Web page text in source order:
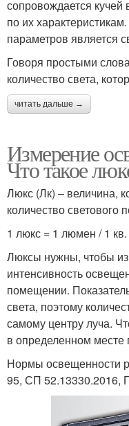
сопровождается кучей
по их
параметров является
Говоря простыми
количество света,
читать дальше →
Измерение
Что такое
Люкс (Лк) – величина,
количество светового
1 люкс = 1 люмен / 1
Люксы нужны, чтобы
интенсивность
помещении.
света, поэтому
самому центру луча.
в определенном
Нормы освещенности
95, СП 52.13330.2016,